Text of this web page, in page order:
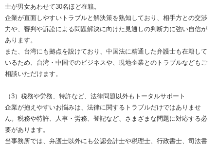
士が男女あわせて30名ほど在籍。
企業が直面しやすいトラブルと解決策を熟知しており、相手方との交渉
力や、審判や訴訟による問題解決に向けた見通しの判断力に強い自信が
あります。
また、台湾にも拠点を設けており、中国法に精通した弁護士も在籍して
いるため、台湾・中国でのビジネスや、現地企業とのトラブルなどもご
相談いただけます。
（3）税務や労務、特許など、法律問題以外もトータルサポート
企業が抱えやすいお悩みは、法律に関するトラブルだけではありませ
ん。税務や特許、人事・労務、登記など、さまざまな問題に対応する必
要があります。
当事務所では、弁護士以外にも公認会計士や税理士、行政書士、司法書